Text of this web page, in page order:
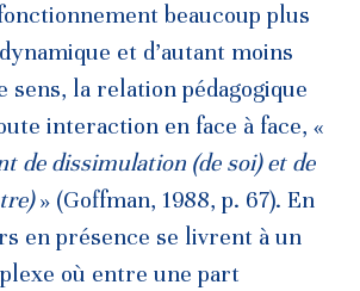
beaucoup plus
et d’autant moins
sens, la relation pédagogique
interaction en face à face, «
de dissimulation (de soi) et de
» (Goffman, 1988, p. 67). En
en présence se livrent à un
où entre une part